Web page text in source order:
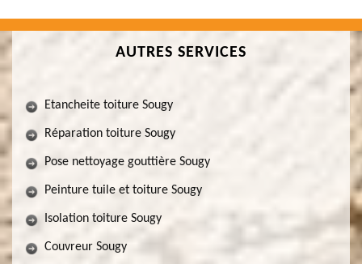
AUTRES SERVICES
Etancheite toiture Sougy
Réparation toiture Sougy
Pose nettoyage gouttière Sougy
Peinture tuile et toiture Sougy
Isolation toiture Sougy
Couvreur Sougy